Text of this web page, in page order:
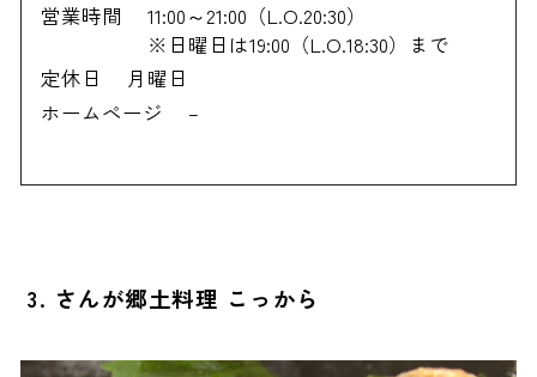
営業時間
11:00～21:00（L.O.20:30）
※日曜日は19:00（L.O.18:30）まで
定休日
月曜日
ホームページ
–
3. さんが郷土料理 こっから